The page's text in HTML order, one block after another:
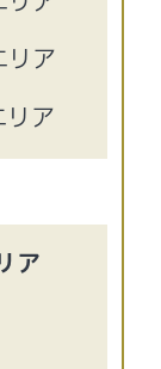
ア
ア
ア